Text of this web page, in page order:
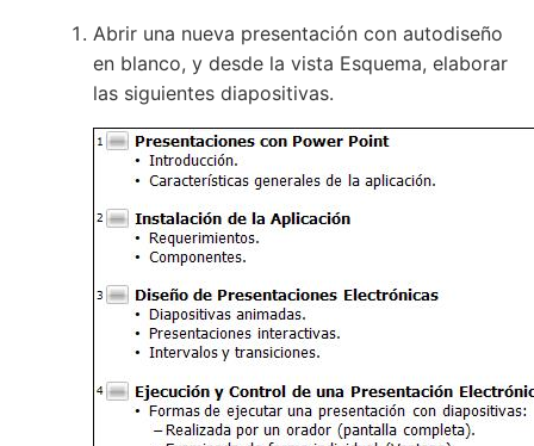
Abrir una nueva presentación con autodiseño
en blanco, y desde la vista Esquema, elaborar
las siguientes diapositivas.